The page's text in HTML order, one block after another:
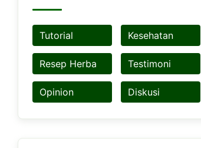
Tutorial Kesehatan
Resep Herba Testimoni
Opinion Diskusi